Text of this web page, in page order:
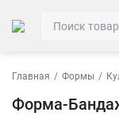
Главная / Формы /
Форма-